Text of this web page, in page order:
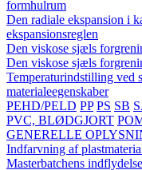
formhulrum
Den radiale ekspansion i
ekspansionsreglen
Den viskose sjæls
Den viskose sjæls
Temperaturindstilling ved
materialeegenskaber
PEHD/PELD PP PS SB
PVC, BLØDGJORT
GENERELLE
Indfarvning af
Masterbatchens